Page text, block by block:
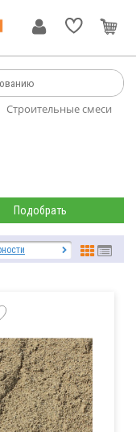
Строительные смеси
Подобрать